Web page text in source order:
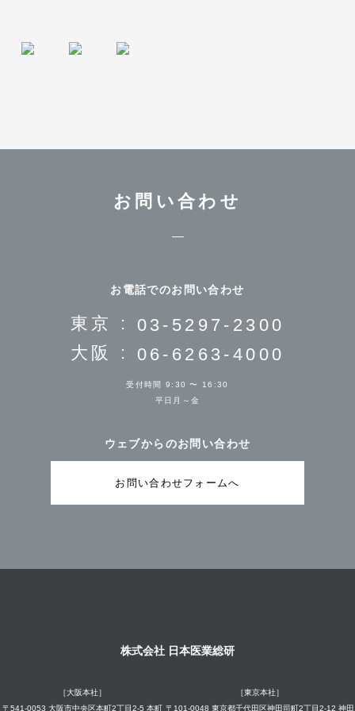
お問い合わせ
お電話でのお問い合わせ
東京 : 03-5297-2300
大阪 : 06-6263-4000
受付時間 9:30 〜 16:30
平日月～金
ウェブからのお問い合わせ
お問い合わせフォームへ
株式会社 日本医業総研
［大阪本社］
〒541-0053 大阪市中央区本町2丁目2-5 本町
［東京本社］
〒101-0048 東京都千代田区神田司町2丁目2-12 神田